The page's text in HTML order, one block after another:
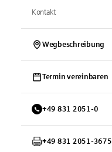
Kontakt
Wegbeschreibung
Termin vereinbaren
+49 831 2051-0
+49 831 2051-3675